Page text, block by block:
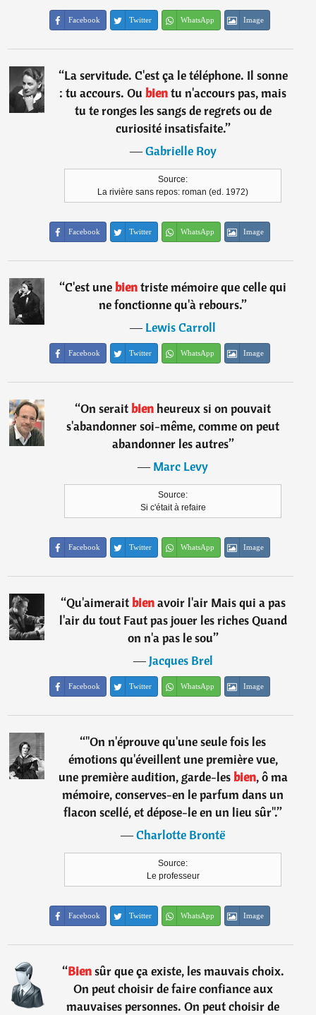
Facebook Twitter WhatsApp Image
“La servitude. C'est ça le téléphone. Il sonne
: tu accours. Oubientu n'accours pas, mais
tu te ronges les sangs de regrets ou de
curiosité insatisfaite.”
―Gabrielle Roy
Source:
La rivière sans repos: roman (ed. 1972)
Facebook Twitter WhatsApp Image
“C'est unebientriste mémoire que celle qui
ne fonctionne qu'à rebours.”
―Lewis Carroll
Facebook Twitter WhatsApp Image
“On seraitbien heureux si on pouvait
s'abandonner soi-même, comme on peut
abandonner les autres”
―Marc Levy
Source:
Si c'était à refaire
Facebook Twitter WhatsApp Image
“Qu'aimeraitbienavoir l'air Mais qui a pas
l'air du tout Faut pas jouer les riches Quand
on n'a pas le sou”
―Jacques Brel
Facebook Twitter WhatsApp Image
“"On n'éprouve qu'une seule fois les
émotions qu'éveillent une première vue,
une première audition, garde-lesbien, ô ma
mémoire, conserves-en le parfum dans un
flacon scellé, et dépose-le en un lieu sûr".”
―Charlotte Brontë
Source:
Le professeur
Facebook Twitter WhatsApp Image
“Biensûr que ça existe, les mauvais choix.
On peut choisir de faire confiance aux
mauvaises personnes. On peut choisir de